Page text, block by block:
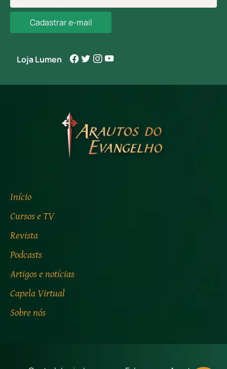
Cadastrar e-mail
Loja Lumen
Início
Cursos e TV
Revista
Podcasts
Artigos e notícias
Capela Virtual
Sobre nós